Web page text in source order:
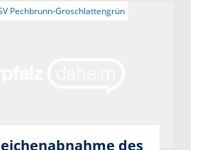
TSV Pechbrunn-Groschlattengrün
des